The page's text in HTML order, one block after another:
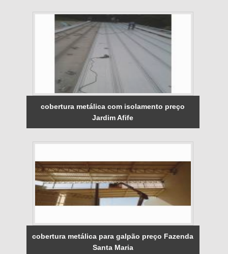
cobertura metálica com isolamento preço
Jardim Afife
cobertura metálica para galpão preço Fazenda
Santa Maria